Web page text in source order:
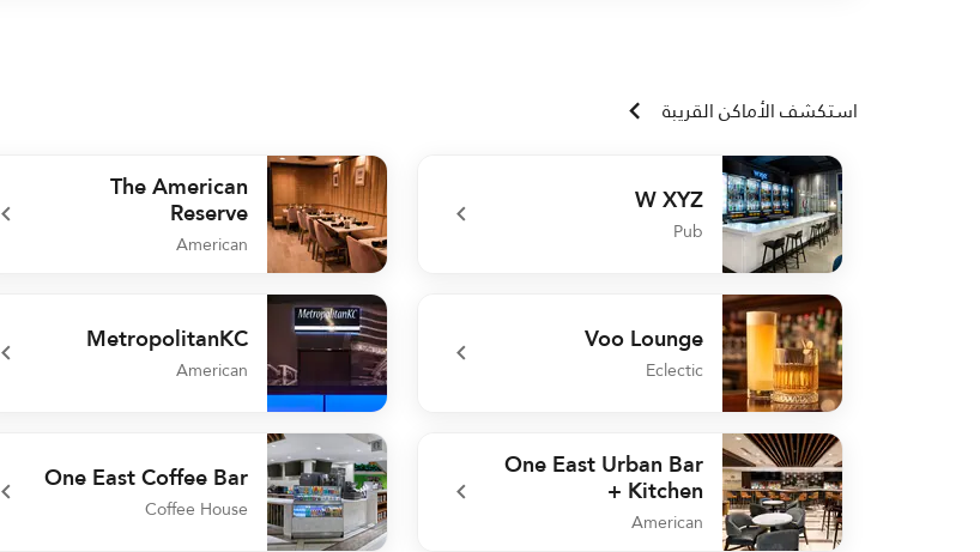
استكشف الأماكن القريبة
W XYZ
Pub
undefined W XYZ
The American
Reserve
American
undefined The American Reserve
Voo Lounge
Eclectic
undefined Voo Lounge
MetropolitanKC
American
undefined MetropolitanKC
One East Urban Bar
+ Kitchen
American
One East Coffee Bar
Coffee House